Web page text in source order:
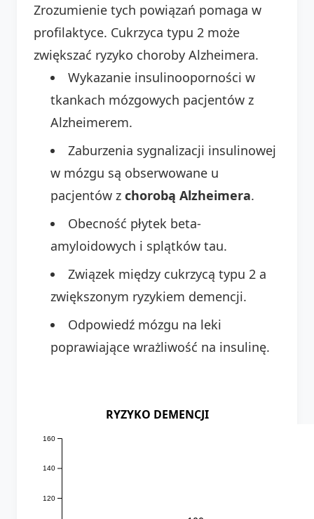
Zrozumienie tych powiązań pomaga w
profilaktyce. Cukrzyca typu 2 może
zwiększać ryzyko choroby Alzheimera.
Wykazanie insulinooporności w
tkankach mózgowych pacjentów z
Alzheimerem.
Zaburzenia sygnalizacji insulinowej
w mózgu są obserwowane u
pacjentów z chorobą Alzheimera.
Obecność płytek beta-
amyloidowych i splątków tau.
Związek między cukrzycą typu 2 a
zwiększonym ryzykiem demencji.
Odpowiedź mózgu na leki
poprawiające wrażliwość na insulinę.
RYZYKO DEMENCJI
120
140
160